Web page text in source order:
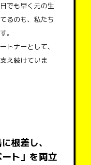
でも早く元の生
るのも、私たち
。
トナーとして、
え続けていま
根差し、
ート」を両立